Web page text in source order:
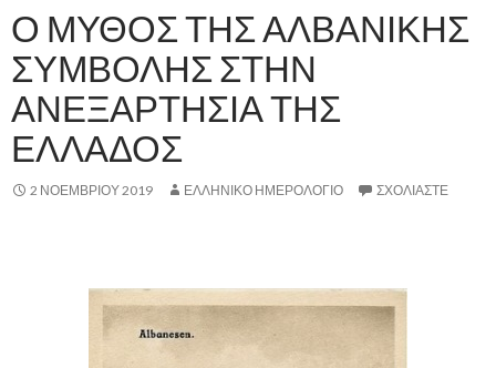
Ο ΜΥΘΟΣ ΤΗΣ ΑΛΒΑΝΙΚΗΣ
ΣΥΜΒΟΛΗΣ ΣΤΗΝ
ΑΝΕΞΑΡΤΗΣΙΑ ΤΗΣ
ΕΛΛΑΔΟΣ
2 ΝΟΕΜΒΡΊΟΥ 2019 ΕΛΛΗΝΙΚΟ ΗΜΕΡΟΛΟΓΙΟ ΣΧΟΛΙΆΣΤΕ